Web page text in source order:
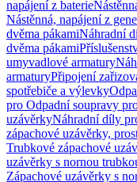
napájení z baterie
Nástěnná, napájení z
dvěma pákamiNáhradní
dvěma pákami
umyvadlové armatury
armaturyPřipojení
spotřebiče a výlevky
pro Odpadní soupravy
uzávěrkyNáhradní díly
zápachové uzávěrky,
Trubkové zápachové
uzávěrky s nornou
Zápachové uzávěrky s